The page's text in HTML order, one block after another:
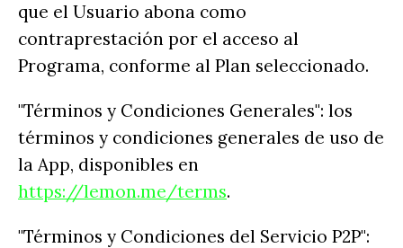
que el Usuario abona como
contraprestación por el acceso al
Programa, conforme al Plan seleccionado.
"Términos y Condiciones Generales": los
términos y condiciones generales de uso de
la App, disponibles en
https://lemon.me/terms.
"Términos y Condiciones del Servicio P2P":